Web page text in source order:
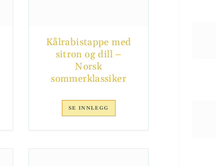
Kålrabistappe med
sitron og dill –
Norsk
sommerklassiker
SE INNLEGG